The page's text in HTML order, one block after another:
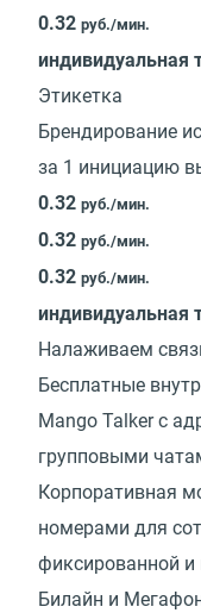
0.32 руб./мин.
индивидуальная
Этикетка
Брендирование
за 1 инициацию
0.32 руб./мин.
0.32 руб./мин.
0.32 руб./мин.
индивидуальная
Налаживаем
Бесплатные
Mango Talker с
групповыми
Корпоративная
номерами для
фиксированной и
Билайн и